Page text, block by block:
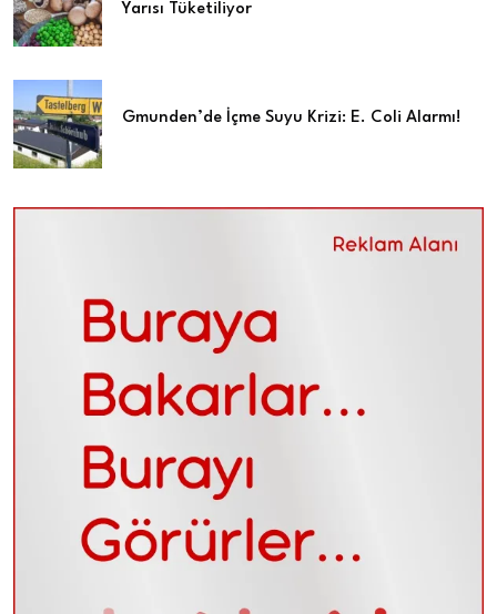
Yarısı Tüketiliyor
Gmunden’de İçme Suyu Krizi: E. Coli Alarmı!